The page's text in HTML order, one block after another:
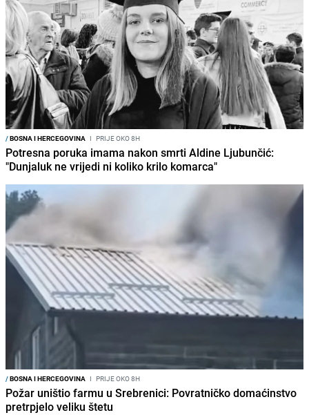
/BOSNA I HERCEGOVINA I PRIJE OKO 8H
Potresna poruka imama nakon smrti Aldine Ljubunčić:
"Dunjaluk ne vrijedi ni koliko krilo komarca"
/BOSNA I HERCEGOVINA I PRIJE OKO 8H
Požar uništio farmu u Srebrenici: Povratničko domaćinstvo
pretrpjelo veliku štetu